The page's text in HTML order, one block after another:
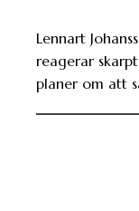
Lennart
reagerar
planer om att